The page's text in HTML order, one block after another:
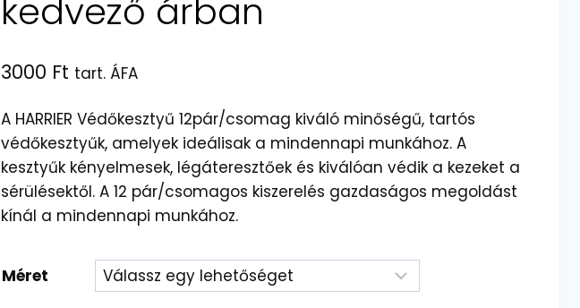
kedvező árban
3000 Ft tart. ÁFA
A HARRIER Védőkesztyű 12pár/csomag kiváló minőségű, tartós
védőkesztyűk, amelyek ideálisak a mindennapi munkához. A
kesztyűk kényelmesek, légáteresztőek és kiválóan védik a kezeket a
sérülésektől. A 12 pár/csomagos kiszerelés gazdaságos megoldást
kínál a mindennapi munkához.
Méret